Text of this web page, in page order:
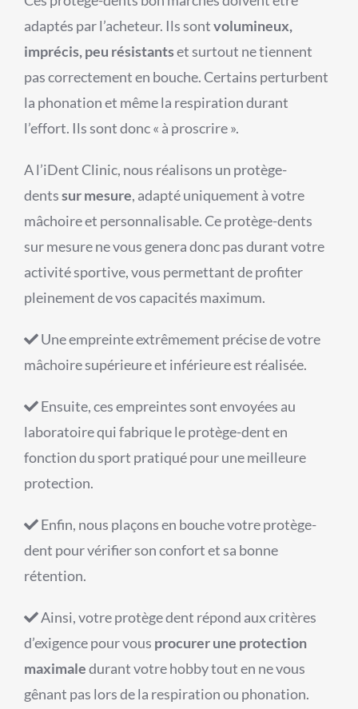
adaptés par l’acheteur. Ils sontvolumineux,
imprécis, peu résistantset surtout ne tiennent
pas correctement en bouche. Certains perturbent
la phonation et même la respiration durant
l’effort. Ils sont donc « à proscrire ».
A l’iDent Clinic, nous réalisons un protège-
dentssur mesure, adapté uniquement à votre
mâchoire et personnalisable. Ce protège-dents
sur mesure ne vous genera donc pas durant votre
activité sportive, vous permettant de profiter
pleinement de vos capacités maximum.
Une empreinte extrêmement précise de votre
mâchoire supérieure et inférieure est réalisée.
Ensuite, ces empreintes sont envoyées au
laboratoire qui fabrique le protège-dent en
fonction du sport pratiqué pour une meilleure
protection.
Enfin, nous plaçons en bouche votre protège-
dent pour vérifier son confort et sa bonne
rétention.
Ainsi, votre protège dent répond aux critères
d’exigence pour vous procurer une protection
maximaledurant votre hobby tout en ne vous
gênant pas lors de la respiration ou phonation.